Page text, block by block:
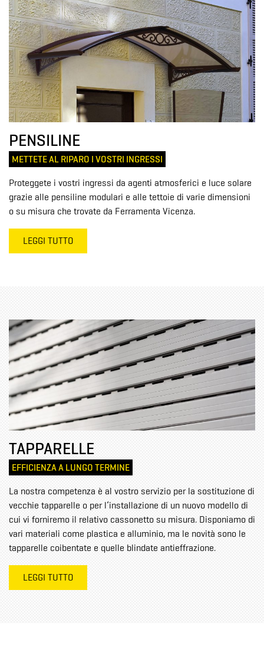
PENSILINE
METTETE AL RIPARO I VOSTRI INGRESSI
Proteggete i vostri ingressi da agenti atmosferici e luce solare
grazie alle pensiline modulari e alle tettoie di varie dimensioni
o su misura che trovate da Ferramenta Vicenza.
LEGGI TUTTO
TAPPARELLE
EFFICIENZA A LUNGO TERMINE
La nostra competenza è al vostro servizio per la sostituzione di
vecchie tapparelle o per l’installazione di un nuovo modello di
cui vi forniremo il relativo cassonetto su misura. Disponiamo di
vari materiali come plastica e alluminio, ma le novità sono le
tapparelle coibentate e quelle blindate antieffrazione.
LEGGI TUTTO